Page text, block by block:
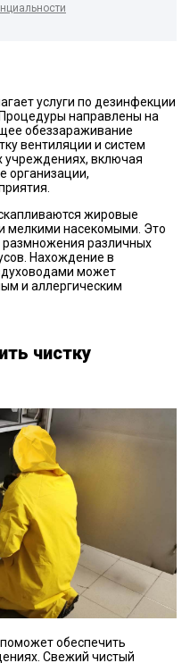
услуги по дезинфекции
направлены на
обеззараживание
вентиляции и систем
учреждениях, включая
организации,
жировые
мелкими насекомыми. Это
размножения различных
Нахождение в
может
и аллергическим
чистку
обеспечить
Свежий чистый